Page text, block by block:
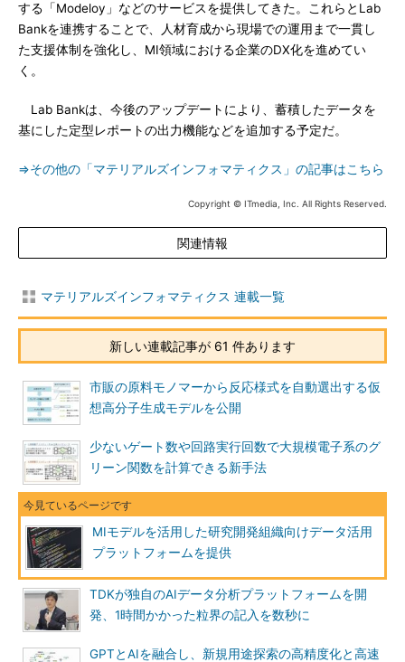
する「Modeloy」などのサービスを提供してきた。これらとLab
Bankを連携することで、人材育成から現場での運用まで一貫し
た支援体制を強化し、MI領域における企業のDX化を進めてい
く。
Lab Bankは、今後のアップデートにより、蓄積したデータを
基にした定型レポートの出力機能などを追加する予定だ。
⇒その他の「マテリアルズインフォマティクス」の記事はこちら
Copyright © ITmedia, Inc. All Rights Reserved.
関連情報
マテリアルズインフォマティクス 連載一覧
新しい連載記事が 61 件あります
市販の原料モノマーから反応様式を自動選出する仮
想高分子生成モデルを公開
少ないゲート数や回路実行回数で大規模電子系のグ
リーン関数を計算できる新手法
MIモデルを活用した研究開発組織向けデータ活用
プラットフォームを提供
TDKが独自のAIデータ分析プラットフォームを開
発、1時間かかった粒界の記入を数秒に
GPTとAIを融合し、新規用途探索の高精度化と高速